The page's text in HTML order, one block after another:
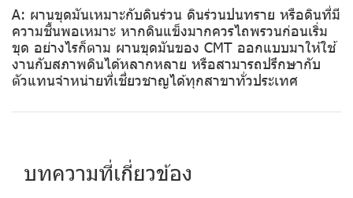
A: ผานขุดมันเหมาะกับดินร่วน ดินร่วนปนทราย หรือดินที่มี
ความชื้นพอเหมาะ หากดินแข็งมากควรไถพรวนก่อนเริ่ม
ขุด อย่างไรก็ตาม ผานขุดมันของ CMT ออกแบบมาให้ใช้
งานกับสภาพดินได้หลากหลาย หรือสามารถปรึกษากับ
ตัวแทนจำหน่ายที่เชี่ยวชาญได้ทุกสาขาทั่วประเทศ
บทความที่เกี่ยวข้อง